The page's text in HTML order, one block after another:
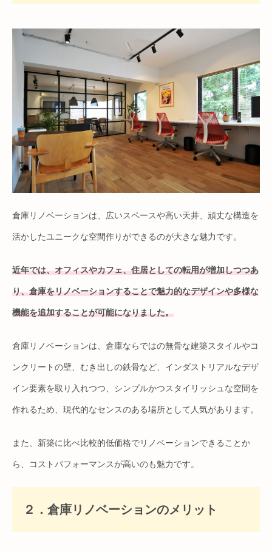
倉庫リノベーションは、広いスペースや高い天井、頑丈な構造を
活かしたユニークな空間作りができるのが大きな魅力です。
近年では、オフィスやカフェ、住居としての転用が増加しつつあ
り、倉庫をリノベーションすることで魅力的なデザインや多様な
機能を追加することが可能になりました。
倉庫リノベーションは、倉庫ならではの無骨な建築スタイルやコ
ンクリートの壁、むき出しの鉄骨など、インダストリアルなデザ
イン要素を取り入れつつ、シンプルかつスタイリッシュな空間を
作れるため、現代的なセンスのある場所として人気があります。
また、新築に比べ比較的低価格でリノベーションできることか
ら、コストパフォーマンスが高いのも魅力です。
２．倉庫リノベーションのメリット